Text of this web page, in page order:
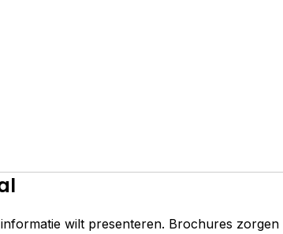
wilt presenteren. Brochures